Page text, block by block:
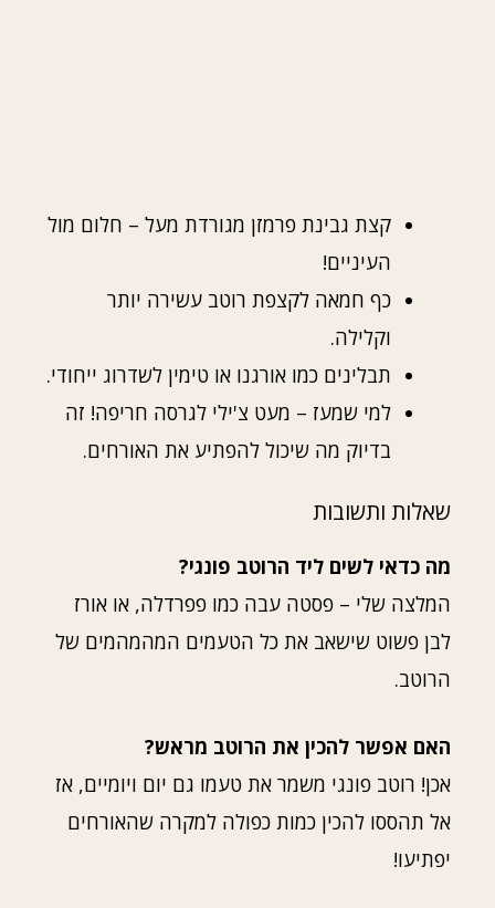
קצת גבינת פרמזן מגורדת מעל – חלום מול
העיניים!
כף חמאה לקצפת רוטב עשירה יותר
וקלילה.
תבלינים כמו אורגנו או טימין לשדרוג ייחודי.
למי שמעז – מעט צ'ילי לגרסה חריפה! זה
בדיוק מה שיכול להפתיע את האורחים.
שאלות ותשובות
מה כדאי לשים ליד הרוטב פונגי?
המלצה שלי – פסטה עבה כמו פפרדלה, או אורז
לבן פשוט שישאב את כל הטעמים המהמהמים של
הרוטב.
האם אפשר להכין את הרוטב מראש?
אכן! רוטב פונגי משמר את טעמו גם יום ויומיים, אז
אל תהססו להכין כמות כפולה למקרה שהאורחים
יפתיעו!